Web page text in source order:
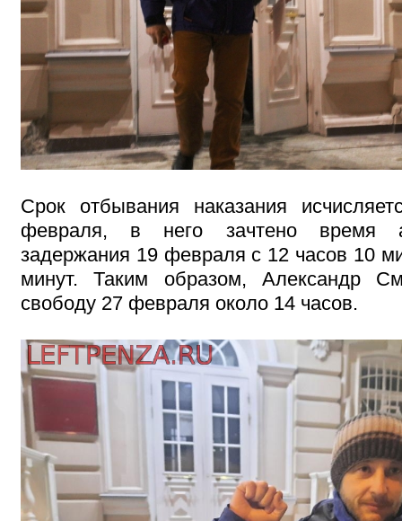
Срок отбывания наказания
февраля, в него зачтено время
задержания 19 февраля с 12 часов 10
минут. Таким образом, Александр
свободу 27 февраля около 14 часов.